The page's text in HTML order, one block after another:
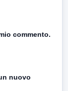
commento.
nuovo